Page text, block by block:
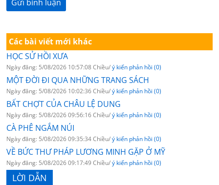
Các bài viết mới khác
HỌC SỬ HỒI XƯA
Ngày đăng: 5/08/2026 10:57:08 Chiều/ý kiến phản hồi (0)
MỘT ĐỜI ĐI QUA NHỮNG TRANG SÁCH
Ngày đăng: 5/08/2026 10:02:36 Chiều/ý kiến phản hồi (0)
BẤT CHỢT CỦA CHÂU LỆ DUNG
Ngày đăng: 5/08/2026 09:56:16 Chiều/ý kiến phản hồi (0)
CÀ PHÊ NGẮM NÚI
Ngày đăng: 5/08/2026 09:35:34 Chiều/ý kiến phản hồi (0)
VỀ BỨC THƯ PHÁP LƯƠNG MINH GẶP Ở MỸ
Ngày đăng: 5/08/2026 09:17:49 Chiều/ý kiến phản hồi (0)
LỜI DẪN